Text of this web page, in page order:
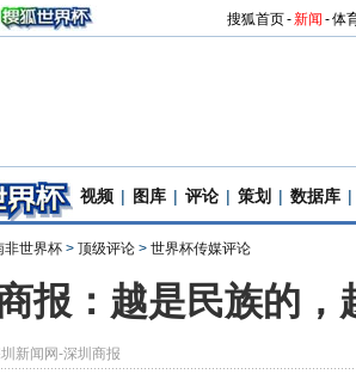
搜狐首页-新闻 -体
视频 | 图库 | 评论 | 策划 | 数据库 |
非世界杯 > 顶级评论 > 世界杯传媒评论
报：越是民族的，
新闻网-深圳商报